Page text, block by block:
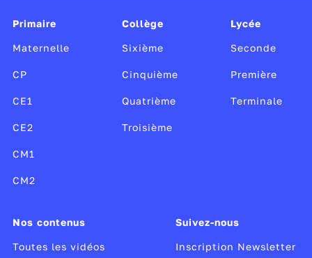
Canopé, le CLEMI, ainsi que par le ministère de la
Primaire
Maternelle
CP
CE1
CE2
CM1
CM2
Collège
Sixième
Cinquième
Quatrième
Troisième
Lycée
Seconde
Première
Terminale
Nos contenus
Toutes les vidéos
Suivez-nous
Inscription Newsletter